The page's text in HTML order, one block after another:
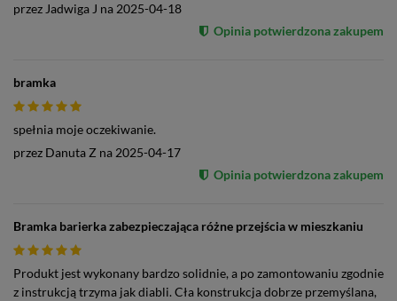
przez Jadwiga J na 2025-04-18
Opinia potwierdzona zakupem
bramka
spełnia moje oczekiwanie.
przez Danuta Z na 2025-04-17
Opinia potwierdzona zakupem
Bramka barierka zabezpieczająca różne przejścia w mieszkaniu
Produkt jest wykonany bardzo solidnie, a po zamontowaniu zgodnie
z instrukcją trzyma jak diabli. Cła konstrukcja dobrze przemyślana,